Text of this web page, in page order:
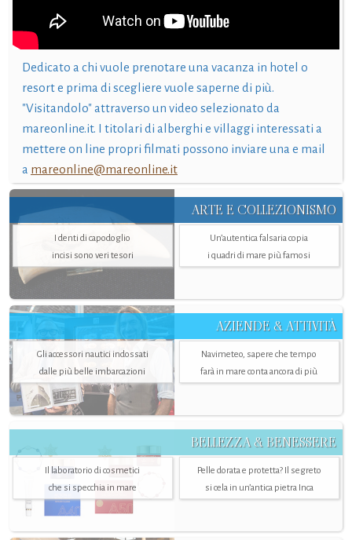
Dedicato a chi vuole prenotare una vacanza in hotel o
resort e prima di scegliere vuole saperne di più.
"Visitandolo" attraverso un video selezionato da
mareonline.it. I titolari di alberghi e villaggi interessati a
mettere on line propri filmati possono inviare una e mail
a mareonline@mareonline.it
ARTE E COLLEZIONISMO
I denti di capodoglio
incisi sono veri tesori
Un’autentica falsaria copia
i quadri di mare più famosi
AZIENDE & ATTIVITÀ
Gli accessori nautici indossati
dalle più belle imbarcazioni
Navimeteo, sapere che tempo
farà in mare conta ancora di più
BELLEZZA & BENESSERE
Il laboratorio di cosmetici
che si specchia in mare
Pelle dorata e protetta? Il segreto
si cela in un’antica pietra Inca